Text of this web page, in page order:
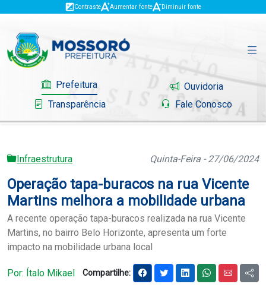
Contraste Aumentar fonte Diminuir fonte
Prefeitura
Ouvidoria
Transparência
Fale Conosco
Governo
Mossoró
Serviços
Portal do Contribuinte
Notícias
Infraestrutura Quinta-Feira - 27/06/2024
Operação tapa-buracos na rua Vicente
Martins melhora a mobilidade urbana
A recente operação tapa-buracos realizada na rua Vicente
Martins, no bairro Belo Horizonte, apresenta um forte
impacto na mobilidade urbana local
Por: Ítalo Mikael Compartilhe: